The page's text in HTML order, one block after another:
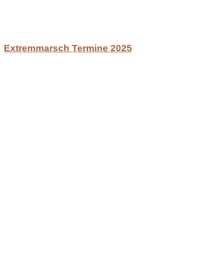
Extremmarsch Termine 2025